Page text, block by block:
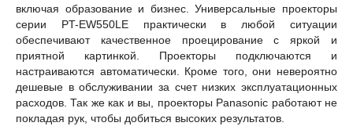
включая образование и бизнес. Универсальные проекторы
серии PT-EW550LE практически в любой ситуации
обеспечивают качественное проецирование с яркой и
приятной картинкой. Проекторы подключаются и
настраиваются автоматически. Кроме того, они невероятно
дешевые в обслуживании за счет низких эксплуатационных
расходов. Так же как и вы, проекторы Panasonic работают не
покладая рук, чтобы добиться высоких результатов.